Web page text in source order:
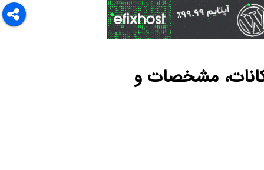
۹ و گلکسی اس ۹ پلاس، امکانات، مشخصات و